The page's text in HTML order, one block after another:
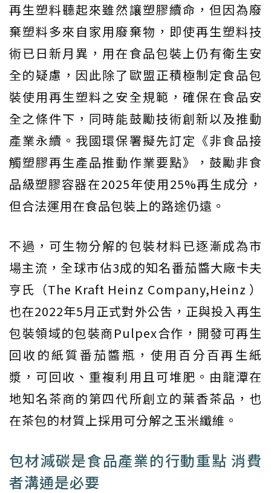
再生塑料聽起來雖然讓塑膠續命，但因為廢
棄塑料多來自家用廢棄物，即使再生塑料技
術已日新月異，用在食品包裝上仍有衛生安
全的疑慮，因此除了歐盟正積極制定食品包
裝使用再生塑料之安全規範，確保在食品安
全之條件下，同時能鼓勵技術創新以及推動
產業永續。我國環保署擬先訂定《非食品接
觸塑膠再生產品推動作業要點》，鼓勵非食
品級塑膠容器在2025年使用25%再生成分，
但合法運用在食品包裝上的路途仍遠。
不過，可生物分解的包裝材料已逐漸成為市
場主流，全球市佔3成的知名番茄醬大廠卡夫
亨氏（The Kraft Heinz Company,Heinz ）
也在2022年5月正式對外公吿，正與投入再生
包裝領域的包裝商Pulpex合作，開發可再生
回收的紙質番茄醬瓶，使用百分百再生紙
漿，可回收、重複利用且可堆肥。由龍潭在
地知名茶商的第四代所創立的葉香茶品，也
在茶包的材質上採用可分解之玉米纖維。
包材減碳是食品產業的行動重點 消費
者溝通是必要